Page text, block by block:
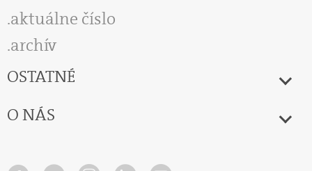
aktuálne číslo
archív
OSTATNÉ
O NÁS